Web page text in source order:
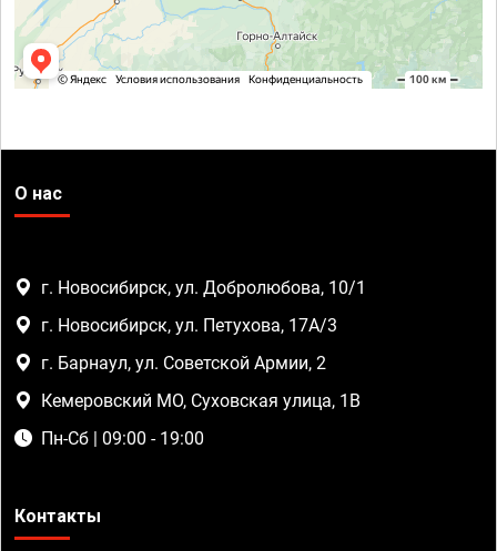
О нас
г. Новосибирск, ул. Добролюбова, 10/1
г. Новосибирск, ул. Петухова, 17А/3
г. Барнаул, ул. Советской Армии, 2
Кемеровский МО, Суховская улица, 1В
Пн-Сб | 09:00 - 19:00
Контакты